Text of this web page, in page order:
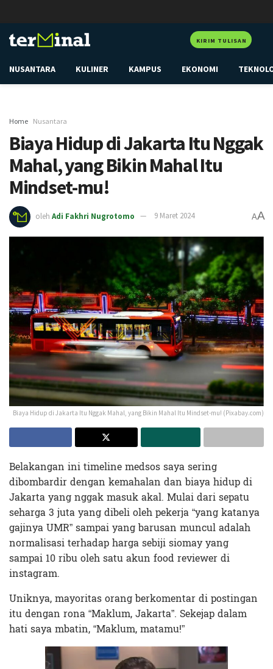
KIRIM TULISAN
NUSANTARA KULINER KAMPUS EKONOMI
Home Nusantara
Biaya Hidup di Jakarta Itu Nggak
Mahal, yang Bikin Mahal Itu
Mindset-mu!
oleh Adi Fakhri Nugrotomo 9 Maret 2024 AA
Biaya Hidup di Jakarta Itu Nggak Mahal, yang Bikin Mahal Itu Mindset-mu! (Pixabay.com)
Belakangan ini timeline medsos saya sering
dibombardir dengan kemahalan dan biaya hidup di
Jakarta yang nggak masuk akal. Mulai dari sepatu
seharga 3 juta yang dibeli oleh pekerja “yang katanya
gajinya UMR” sampai yang barusan muncul adalah
normalisasi terhadap harga sebiji siomay yang
sampai 10 ribu oleh satu akun food reviewer di
instagram.
Uniknya, mayoritas orang berkomentar di postingan
itu dengan rona “Maklum, Jakarta”. Sekejap dalam
hati saya mbatin, “Maklum, matamu!”